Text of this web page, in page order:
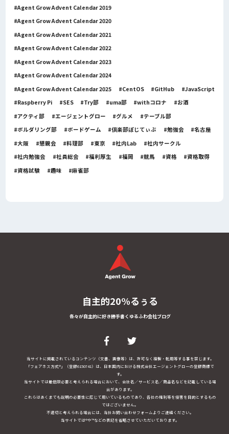
Agent Grow Advent Calendar 2019
Agent Grow Advent Calendar 2020
Agent Grow Advent Calendar 2021
Agent Grow Advent Calendar 2022
Agent Grow Advent Calendar 2023
Agent Grow Advent Calendar 2024
Agent Grow Advent Calendar 2025
CentOS GitHub
JavaScript
Raspberry Pi
SES Try部 uma部 withコロナ
お酒
アクティ部
エージェントグロー グルメ
テーブル部
ボルダリング部
ボードゲーム 倶楽部ぽじてぃぶ 勉強会
名古屋
大阪
懇親会 料理部 東京 社内Lab
社内サークル
社内勉強会
社員総会 福利厚生 福岡 競馬 資格
資格取得
資格試験
趣味 麻雀部
自主的20%るぅる
各々が自主的に好き勝手書くゆるふわ会社ブログ
当サイトに掲載されているコンテンツ（文書、画像等）は、許可なく複製・転用等する事を禁じます。
「フェアネス方式®」（登録6150741）は、日本国内における株式会社エージェントグローの登録商標で
す。
当サイトでは最低限必要と考えられる場合において、会社名／サービス名／商品名などを記載している場
合があります。
これらはあくまでも説明の必要性に応じて用いているものであり、各社の権利等を侵害を目的とするもの
ではございません。
不適切と考えられる場合には、当社お問い合わせフォームよりご連絡ください。
当サイトでは®や™などの表記を省略させていただいております。